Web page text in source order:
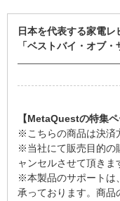
日本を代表する家電
「ベストバイ・オブ
【MetaQuestの特集
※こちらの商品は決済
※当社にて販売目的の
ャンセルさせて頂きま
※本製品のサポートは
承っております。商品